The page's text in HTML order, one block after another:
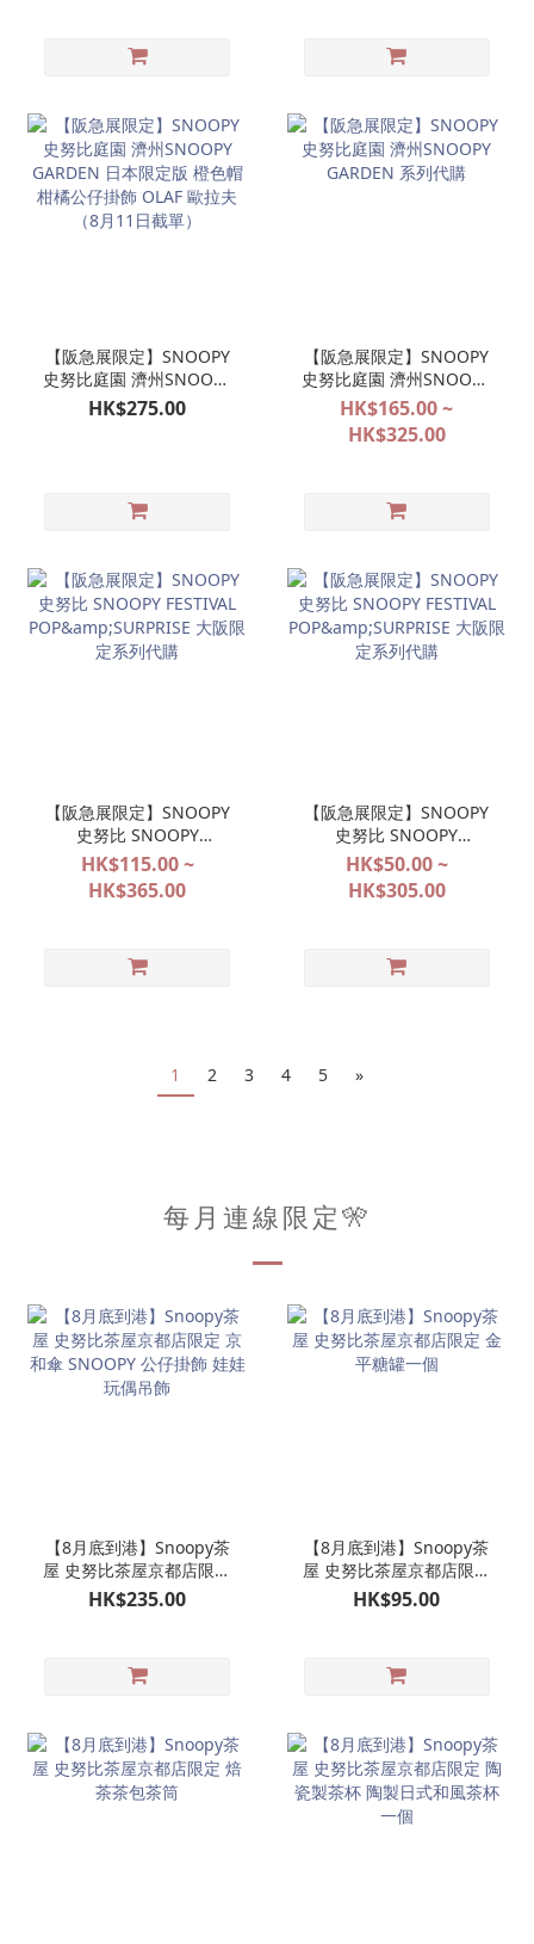
【阪急展限定】SNOOPY
史努比庭園 濟州SNOOPY
GARDEN 日本限定版 橙色
HK$275.00
【阪急展限定】SNOOPY
史努比庭園 濟州SNOOPY
GARDEN 系列代購
HK$165.00 ~
HK$325.00
【阪急展限定】SNOOPY
史努比 SNOOPY
FESTIVAL
POP&SURPRISE 大阪限定
系列代購
HK$115.00 ~
HK$365.00
【阪急展限定】SNOOPY
史努比 SNOOPY
FESTIVAL
POP&SURPRISE 大阪限定
系列代購
HK$50.00 ~
HK$305.00
1 2 3 4 5 »
每月連線限定🎌
【8月底到港】Snoopy茶
屋 史努比茶屋京都店限定
京和傘 SNOOPY 公仔掛飾
HK$235.00
【8月底到港】Snoopy茶
屋 史努比茶屋京都店限定
金平糖罐一個
HK$95.00